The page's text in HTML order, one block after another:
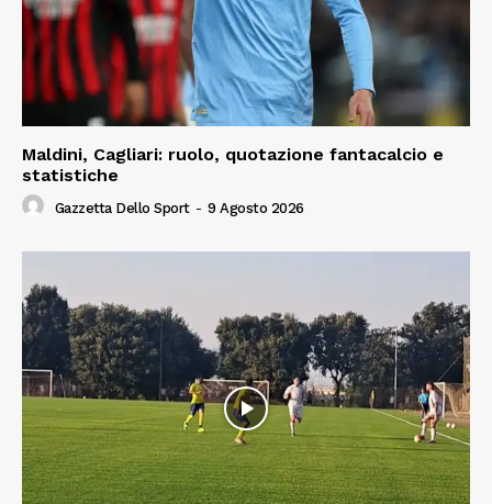
Maldini, Cagliari: ruolo, quotazione fantacalcio e
statistiche
Gazzetta Dello Sport - 9 Agosto 2026